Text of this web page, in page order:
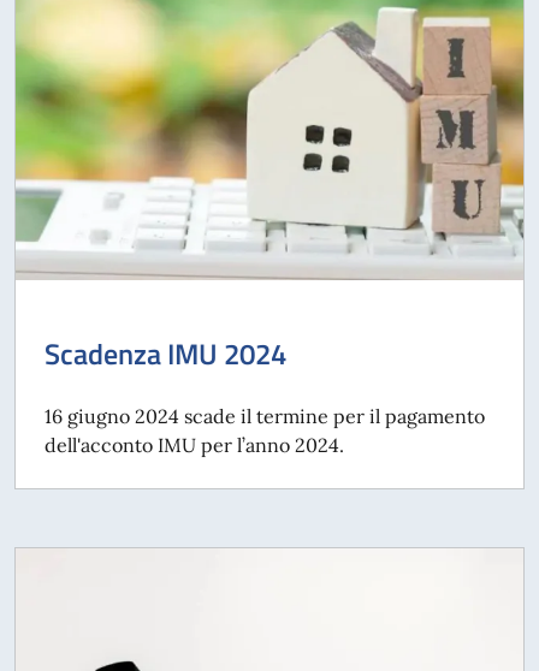
Scadenza IMU 2024
16 giugno 2024 scade il termine per il pagamento
dell'acconto IMU per l’anno 2024.